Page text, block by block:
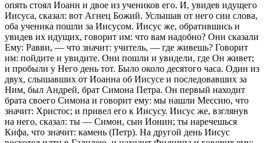
опять стоял Иоанн и двое из учеников его. И, увидев идущего
Иисуса, сказал: вот Агнец Божий. Услышав от него сии слова,
оба ученика пошли за Иисусом. Иисус же, обратившись и
увидев их идущих, говорит им: что вам надобно? Они сказали
Ему: Равви, — что значит: учитель, — где живешь? Говорит
им: пойдите и увидите. Они пошли и увидели, где Он живет;
и пробыли у Него день тот. Было около десятого часа. Один из
двух, слышавших от Иоанна об Иисусе и последовавших за
Ним, был Андрей, брат Симона Петра. Он первый находит
брата своего Симона и говорит ему: мы нашли Мессию, что
значит: Христос; и привел его к Иисусу. Иисус же, взглянув
на него, сказал: ты — Симон, сын Ионин; ты наречешься
Кифа, что значит: камень (Петр). На другой день Иисус